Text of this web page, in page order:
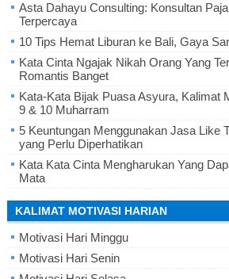
Asta Dahayu Consulting: Konsultan
Terpercaya
10 Tips Hemat Liburan ke Bali, Gaya
Kata Cinta Ngajak Nikah Orang Yang
Romantis Banget
Kata-Kata Bijak Puasa Asyura, Kalimat
9 & 10 Muharram
5 Keuntungan Menggunakan Jasa Like
yang Perlu Diperhatikan
Kata Kata Cinta Mengharukan Yang
Mata
KALIMAT MOTIVASI HARIAN
Motivasi Hari Minggu
Motivasi Hari Senin